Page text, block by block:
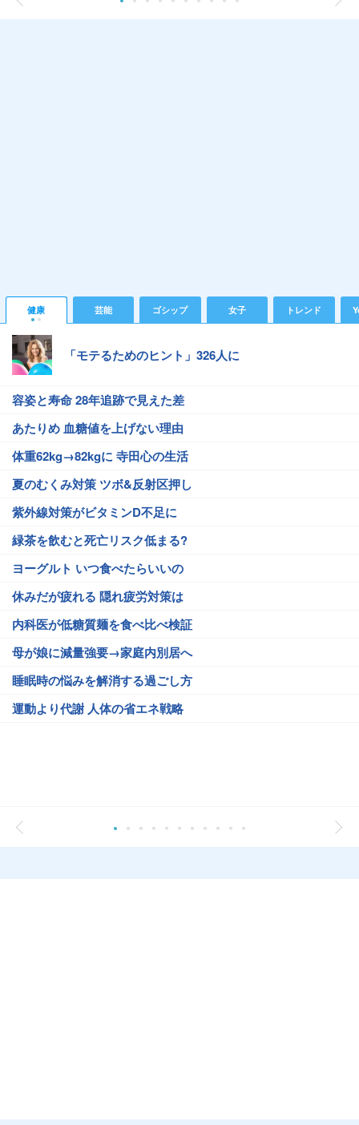
健康 芸能 ゴシップ 女子 トレンド
「モテるためのヒント」326人に
容姿と寿命 28年追跡で見えた差
あたりめ 血糖値を上げない理由
体重62kg→82kgに 寺田心の生活
夏のむくみ対策 ツボ&反射区押し
紫外線対策がビタミンD不足に
緑茶を飲むと死亡リスク低まる?
ヨーグルト いつ食べたらいいの
休みだが疲れる 隠れ疲労対策は
内科医が低糖質麺を食べ比べ検証
母が娘に減量強要→家庭内別居へ
睡眠時の悩みを解消する過ごし方
運動より代謝 人体の省エネ戦略